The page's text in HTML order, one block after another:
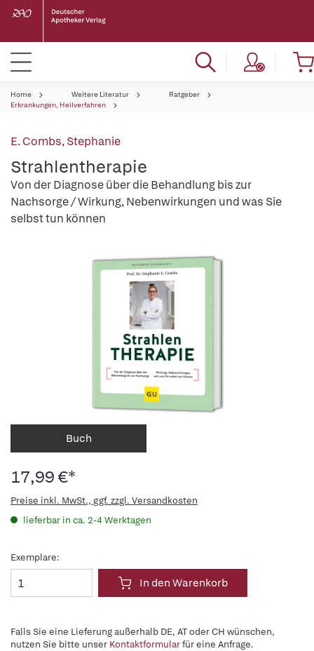
Home Weitere Literatur
Ratgeber
Erkrankungen, Heilverfahren
E. Combs, Stephanie
Strahlentherapie
Von der Diagnose über die Behandlung bis zur
Nachsorge / Wirkung, Nebenwirkungen und was Sie
selbst tun können
Buch
17,99 €*
Preise inkl. MwSt., ggf. zzgl. Versandkosten
lieferbar in ca. 2-4 Werktagen
Exemplare:
In den Warenkorb
Falls Sie eine Lieferung außerhalb DE, AT oder CH wünschen,
nutzen Sie bitte unser Kontaktformularfür eine Anfrage.